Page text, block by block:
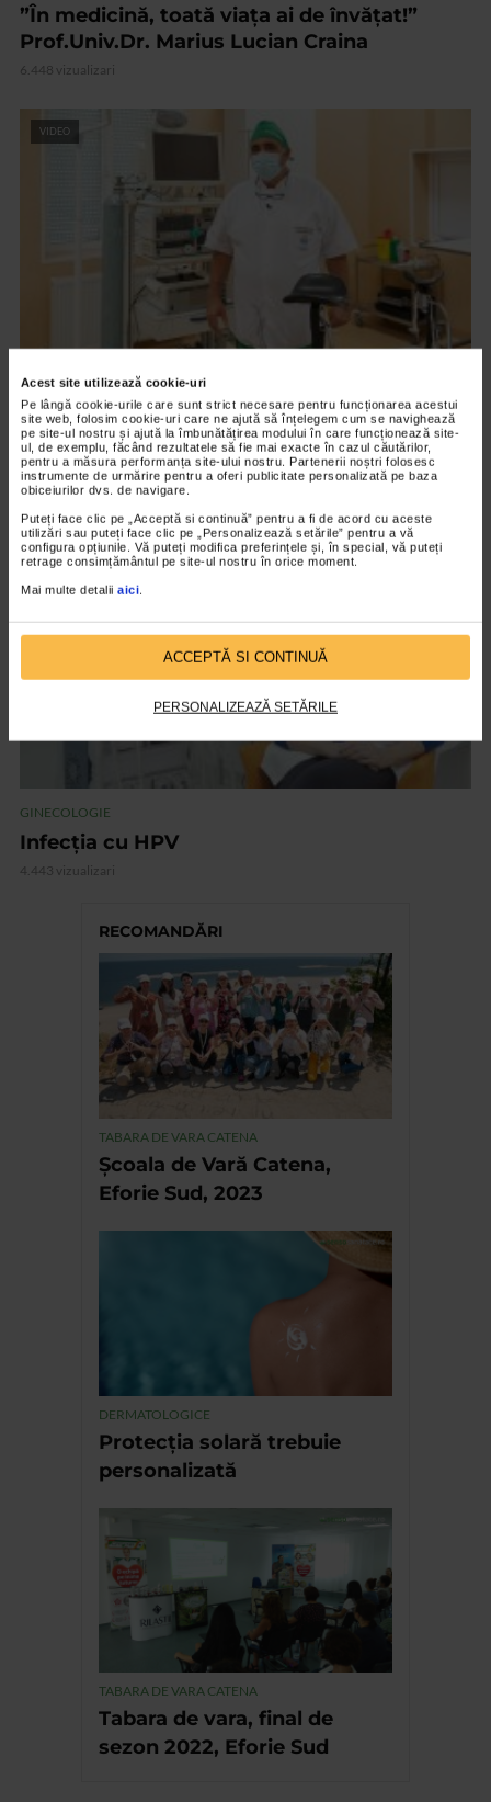
Acest site utilizează cookie-uri
Pe lângă cookie-urile care sunt strict necesare pentru funcționarea acestui
site web, folosim cookie-uri care ne ajută să înțelegem cum se navighează
pe site-ul nostru și ajută la îmbunătățirea modului în care funcționează site-
ul, de exemplu, făcând rezultatele să fie mai exacte în cazul căutărilor,
pentru a măsura performanța site-ului nostru. Partenerii noștri folosesc
instrumente de urmărire pentru a oferi publicitate personalizată pe baza
obiceiurilor dvs. de navigare.
Puteți face clic pe „Acceptă si continuă” pentru a fi de acord cu aceste
utilizări sau puteți face clic pe „Personalizează setările” pentru a vă
configura opțiunile. Vă puteți modifica preferințele și, în special, vă puteți
retrage consimțământul pe site-ul nostru în orice moment.
Mai multe detalii aici.
ACCEPTĂ SI CONTINUĂ
PERSONALIZEAZĂ SETĂRILE
”În medicină, toată viața ai de învățat!”
Prof.Univ.Dr. Marius Lucian Craina
6.448 vizualizari
VIDEO
GINECOLOGIE
Prof.Univ.Dr. Marius Lucian Craina: ”Cea mai
nobilă meserie mi-a dat șansa să lucrez cu
și pentru oameni”
7.507 vizualizari
VIDEO
GINECOLOGIE
Infecția cu HPV
4.443 vizualizari
RECOMANDĂRI
TABARA DE VARA CATENA
Școala de Vară Catena,
Eforie Sud, 2023
DERMATOLOGICE
Protecția solară trebuie
personalizată
TABARA DE VARA CATENA
Tabara de vara, final de
sezon 2022, Eforie Sud